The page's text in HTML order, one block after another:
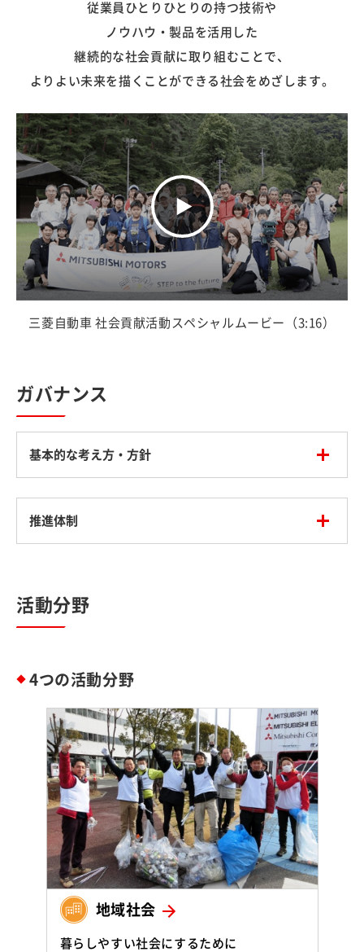
従業員ひとりひとりの持つ技術や
ノウハウ・製品を活用した
継続的な社会貢献に取り組むことで、
よりよい未来を描くことができる社会をめざします。
三菱自動車 社会貢献活動スペシャルムービー（3:16）
ガバナンス
基本的な考え方・方針
推進体制
活動分野
4つの活動分野
地域社会
暮らしやすい社会にするために